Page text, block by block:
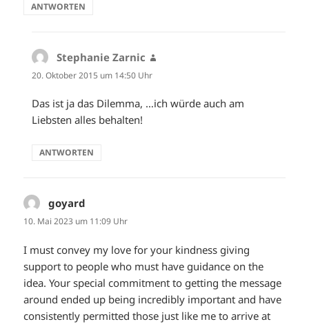
ANTWORTEN
Stephanie Zarnic
20. Oktober 2015 um 14:50 Uhr
Das ist ja das Dilemma, …ich würde auch am
Liebsten alles behalten!
ANTWORTEN
goyard
10. Mai 2023 um 11:09 Uhr
I must convey my love for your kindness giving
support to people who must have guidance on the
idea. Your special commitment to getting the message
around ended up being incredibly important and have
consistently permitted those just like me to arrive at